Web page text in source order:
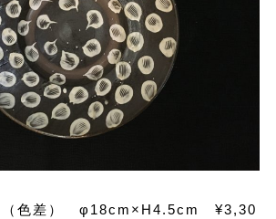
（色差） φ18cm×H4.5cm ¥3,30